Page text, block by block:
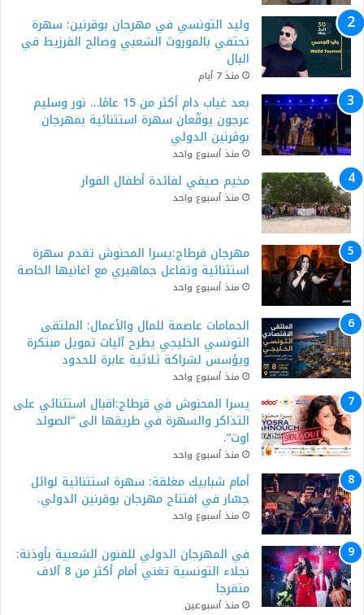
وليد التونسي في مهرجان بوقرنين: سهرة
تحتفي بالموروث الشعبي وصالح الفرزيط في
البال
منذ 7 أيام
بعد غياب دام أكثر من 15 عامًا… نور وسليم
عرجون يوقّعان سهرة استثنائية بمهرجان
بوڨرنين الدولي
منذ أسبوع واحد
مخيم صيفي لفائدة أطفال الفوار
منذ أسبوع واحد
مهرجان قرطاج:يسرا المحنوش تقدم سهرة
استثنائية وتفاعل جماهيري مع اغانيها الخاصة
منذ أسبوع واحد
الحمامات عاصمة للمال والأعمال: الملتقى
التونسي الخليجي يطرح آليات تمويل مبتكرة
ويؤسس لشراكة ثلاثية عابرة للحدود
منذ أسبوع واحد
يسرا المحنوش في قرطاج:اقبال استثنائي على
التذاكر والسهرة في طريقها الى “الصولد
اوت”.
منذ أسبوع واحد
أمام شبابيك مغلقة: سهرة استثنائية لوائل
جسّار في افتتاح مهرجان بوقرنين الدولي.
منذ أسبوع واحد
في المهرجان الدولي للفنون الشعبية بأوذنة:
نجلاء التونسية تغني أمام أكثر من 8 آلاف
متفرجا
منذ أسبوعين